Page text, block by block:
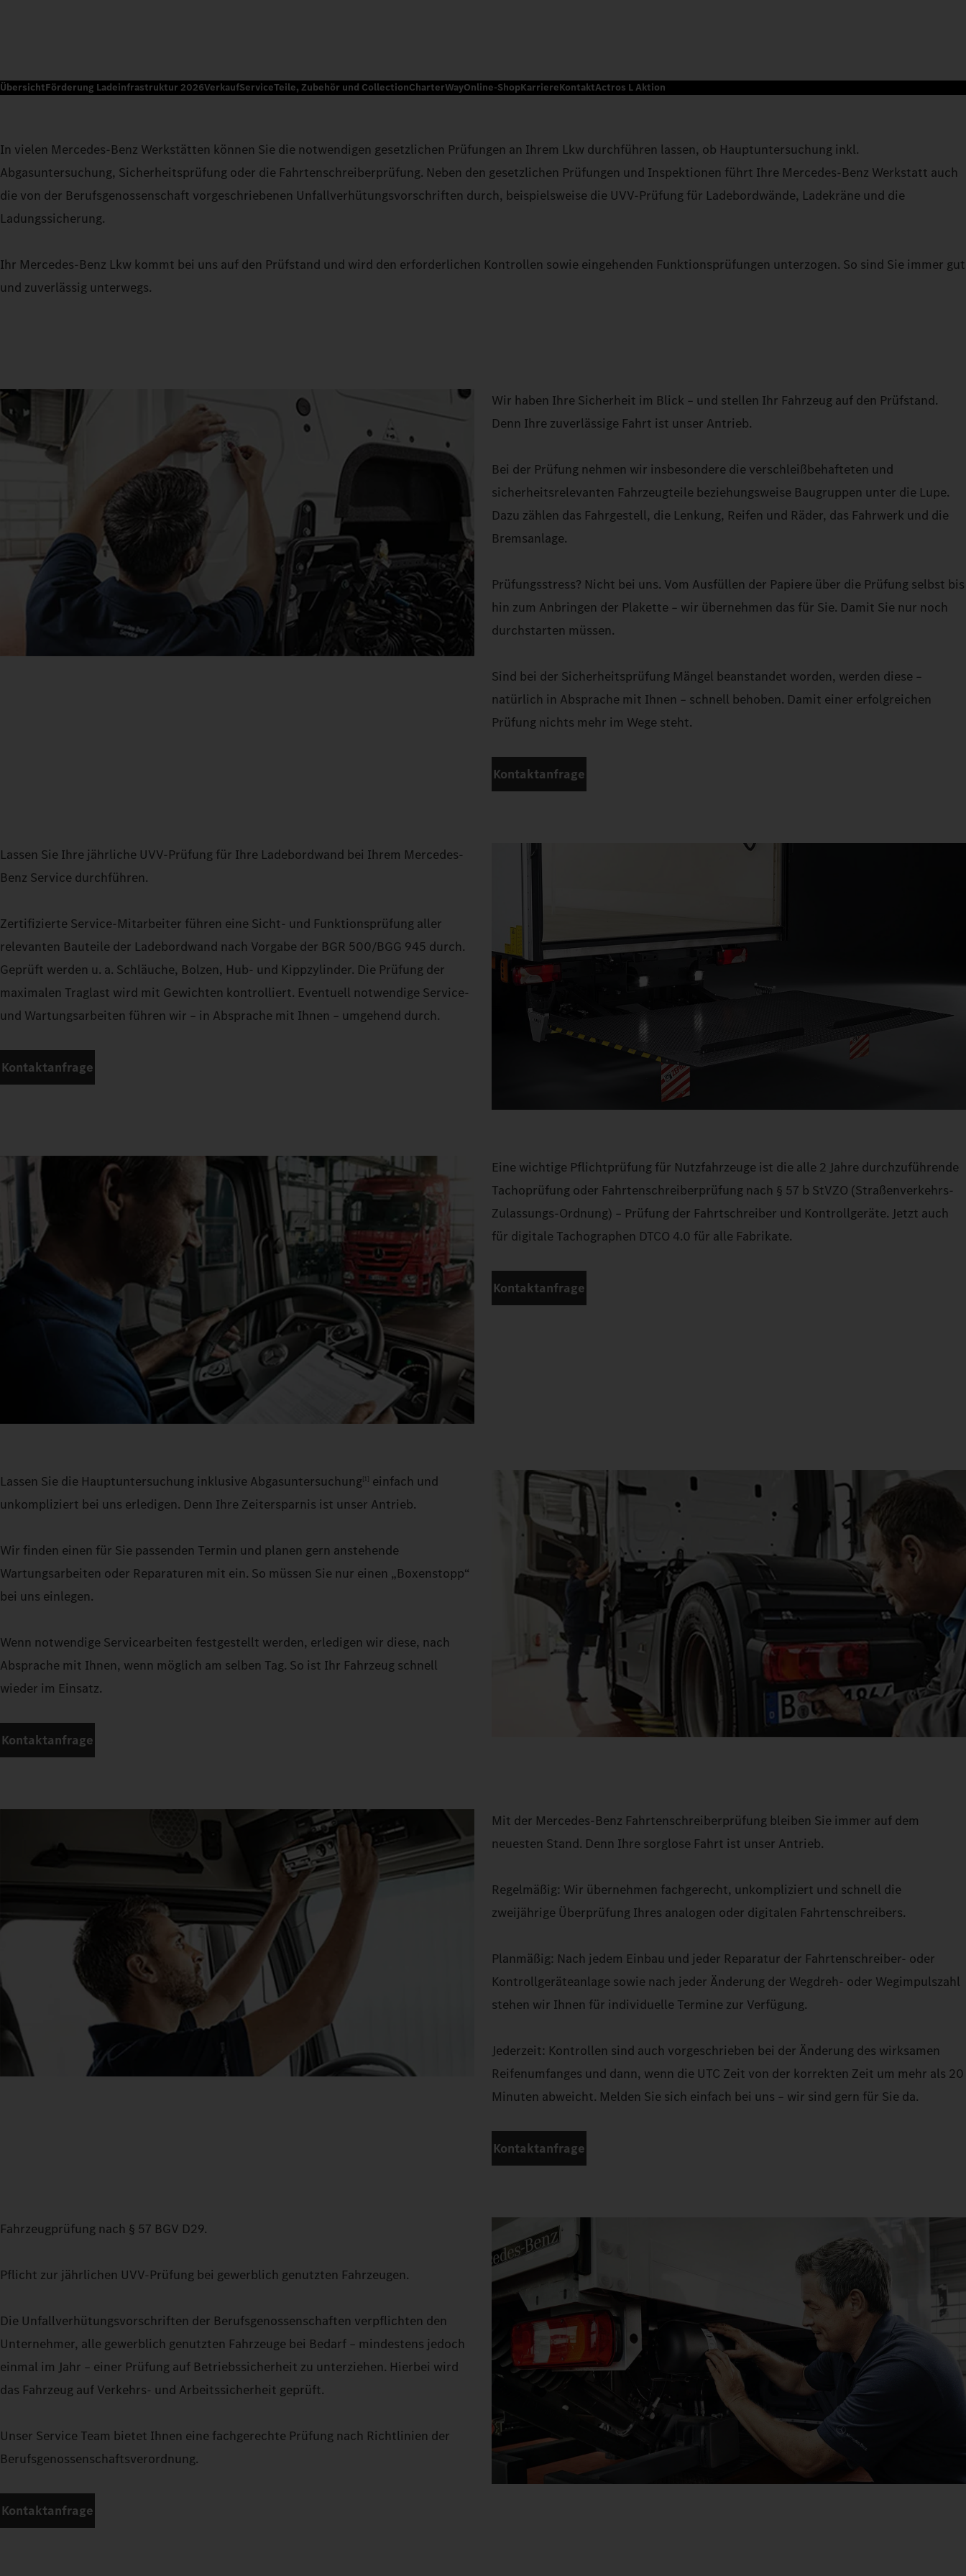
ÜbersichtFörderung Ladeinfrastruktur 2026VerkaufServiceTeile, Zubehör und CollectionCharterWayOnline-ShopKarriereKontaktActros L Aktion
In vielen Mercedes-Benz Werkstätten können Sie die notwendigen gesetzlichen Prüfungen an Ihrem Lkw durchführen lassen, ob Hauptuntersuchung inkl.
Abgasuntersuchung, Sicherheitsprüfung oder die Fahrtenschreiberprüfung. Neben den gesetzlichen Prüfungen und Inspektionen führt Ihre Mercedes-Benz Werkstatt auch
die von der Berufsgenossenschaft vorgeschriebenen Unfallverhütungsvorschriften durch, beispielsweise die UVV-Prüfung für Ladebordwände, Ladekräne und die
Ladungssicherung.
Ihr Mercedes-Benz Lkw kommt bei uns auf den Prüfstand und wird den erforderlichen Kontrollen sowie eingehenden Funktionsprüfungen unterzogen. So sind Sie immer gut
und zuverlässig unterwegs.
Wir haben Ihre Sicherheit im Blick – und stellen Ihr Fahrzeug auf den Prüfstand.
Denn Ihre zuverlässige Fahrt ist unser Antrieb.
Bei der Prüfung nehmen wir insbesondere die verschleißbehafteten und
sicherheitsrelevanten Fahrzeugteile beziehungsweise Baugruppen unter die Lupe.
Dazu zählen das Fahrgestell, die Lenkung, Reifen und Räder, das Fahrwerk und die
Bremsanlage.
Prüfungsstress? Nicht bei uns. Vom Ausfüllen der Papiere über die Prüfung selbst bis
hin zum Anbringen der Plakette – wir übernehmen das für Sie. Damit Sie nur noch
durchstarten müssen.
Sind bei der Sicherheitsprüfung Mängel beanstandet worden, werden diese –
natürlich in Absprache mit Ihnen – schnell behoben. Damit einer erfolgreichen
Prüfung nichts mehr im Wege steht.
Kontaktanfrage
Lassen Sie Ihre jährliche UVV-Prüfung für Ihre Ladebordwand bei Ihrem Mercedes-
Benz Service durchführen.
Zertifizierte Service-Mitarbeiter führen eine Sicht- und Funktionsprüfung aller
relevanten Bauteile der Ladebordwand nach Vorgabe der BGR 500/BGG 945 durch.
Geprüft werden u. a. Schläuche, Bolzen, Hub- und Kippzylinder. Die Prüfung der
maximalen Traglast wird mit Gewichten kontrolliert. Eventuell notwendige Service-
und Wartungsarbeiten führen wir – in Absprache mit Ihnen – umgehend durch.
Kontaktanfrage
Eine wichtige Pflichtprüfung für Nutzfahrzeuge ist die alle 2 Jahre durchzuführende
Tachoprüfung oder Fahrtenschreiberprüfung nach § 57 b StVZO (Straßenverkehrs-
Zulassungs-Ordnung) – Prüfung der Fahrtschreiber und Kontrollgeräte. Jetzt auch
für digitale Tachographen DTCO 4.0 für alle Fabrikate.
Kontaktanfrage
Lassen Sie die Hauptuntersuchung inklusive Abgasuntersuchung[1] einfach und
unkompliziert bei uns erledigen. Denn Ihre Zeitersparnis ist unser Antrieb.
Wir finden einen für Sie passenden Termin und planen gern anstehende
Wartungsarbeiten oder Reparaturen mit ein. So müssen Sie nur einen „Boxenstopp“
bei uns einlegen.
Wenn notwendige Servicearbeiten festgestellt werden, erledigen wir diese, nach
Absprache mit Ihnen, wenn möglich am selben Tag. So ist Ihr Fahrzeug schnell
wieder im Einsatz.
Kontaktanfrage
Mit der Mercedes-Benz Fahrtenschreiberprüfung bleiben Sie immer auf dem
neuesten Stand. Denn Ihre sorglose Fahrt ist unser Antrieb.
Regelmäßig: Wir übernehmen fachgerecht, unkompliziert und schnell die
zweijährige Überprüfung Ihres analogen oder digitalen Fahrtenschreibers.
Planmäßig: Nach jedem Einbau und jeder Reparatur der Fahrtenschreiber- oder
Kontrollgeräteanlage sowie nach jeder Änderung der Wegdreh- oder Wegimpulszahl
stehen wir Ihnen für individuelle Termine zur Verfügung.
Jederzeit: Kontrollen sind auch vorgeschrieben bei der Änderung des wirksamen
Reifenumfanges und dann, wenn die UTC Zeit von der korrekten Zeit um mehr als 20
Minuten abweicht. Melden Sie sich einfach bei uns – wir sind gern für Sie da.
Kontaktanfrage
Fahrzeugprüfung nach § 57 BGV D29.
Pflicht zur jährlichen UVV-Prüfung bei gewerblich genutzten Fahrzeugen.
Die Unfallverhütungsvorschriften der Berufsgenossenschaften verpflichten den
Unternehmer, alle gewerblich genutzten Fahrzeuge bei Bedarf – mindestens jedoch
einmal im Jahr – einer Prüfung auf Betriebssicherheit zu unterziehen. Hierbei wird
das Fahrzeug auf Verkehrs- und Arbeitssicherheit geprüft.
Unser Service Team bietet Ihnen eine fachgerechte Prüfung nach Richtlinien der
Berufsgenossenschaftsverordnung.
Kontaktanfrage